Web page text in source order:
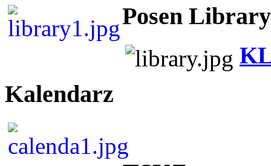
Posen Library
Kalendarz